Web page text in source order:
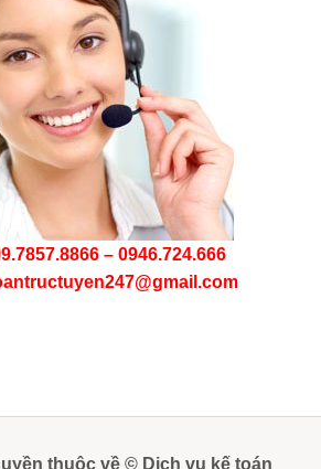
– 0946.724.666
thuộc về © Dịch vụ kế toán